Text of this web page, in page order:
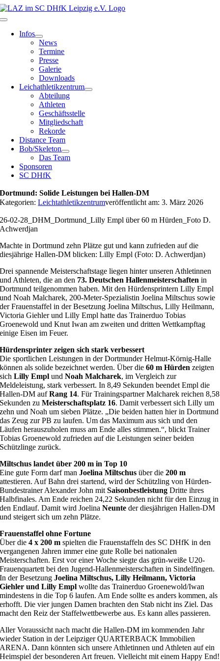
Zum
Inhalt
Toggle
Navigation
Infos
News
Termine
Presse
Galerie
Downloads
Leichathletikzentrum
Abteilung
Athleten
Geschäftsstelle
Mitgliedschaft
Rekorde
Distance Team
Bob/Skeleton
Das Team
Sponsoren
SC DHfK
Dortmund: Solide Leistungen bei Hallen-DM
Kategorien:Leichtathletikzentrumveröffentlicht am: 3. März 2026
26-02-28_DHM_Dortmund_Lilly Empl über 60 m Hürden_Foto D.
Achwerdjan
Machte in Dortmund zehn Plätze gut und kann zufrieden auf die
diesjährige Hallen-DM blicken: Lilly Empl (Foto: D. Achwerdjan)
Drei spannende Meisterschaftstage liegen hinter unseren Athletinnen
und Athleten, die an den 73. Deutschen Hallenmeisterschaften in
Dortmund teilgenommen haben. Mit den Hürdensprintern Lilly Empl
und Noah Malcharek, 200-Meter-Spezialistin Joelina Miltschus sowie
der Frauenstaffel in der Besetzung Joelina Miltschus, Lilly Heilmann,
Victoria Giehler und Lilly Empl hatte das Trainerduo Tobias
Groenewold und Knut Iwan am zweiten und dritten Wettkampftag
einige Eisen im Feuer.
Hürdensprinter zeigen sich stark verbessert
Die sportlichen Leistungen in der Dortmunder Helmut-Körnig-Halle
können als solide bezeichnet werden. Über die60 m Hürden zeigten
sichLilly Empl undNoah Malcharek, im Vergleich zur
Meldeleistung, stark verbessert. In 8,49 Sekunden beendet Empl die
Hallen-DM aufRang 14. Für Trainingspartner Malcharek reichen 8,58
Sekunden zuMeisterschaftsplatz 16. Damit verbessert sich Lilly um
zehn und Noah um sieben Plätze. „Die beiden hatten hier in Dortmund
das Zeug zur PB zu laufen. Um das Maximum aus sich und den
Läufen herauszuholen muss am Ende alles stimmen.“, blickt Trainer
Tobias Groenewold zufrieden auf die Leistungen seiner beiden
Schützlinge zurück.
Miltschus landet über 200 m in Top 10
Eine gute Form darf manJoelina Miltschus über die200 m
attestieren. Auf Bahn drei startend, wird der Schützling von Hürden-
Bundestrainer Alexander John mitSaisonbestleistung Dritte ihres
Halbfinales. Am Ende reichen 24,22 Sekunden nicht für den Einzug in
den Endlauf. Damit wird JoelinaNeunte der diesjährigen Hallen-DM
und steigert sich um zehn Plätze.
Frauenstaffel ohne Fortune
Über die 4 x 200 m spielten die Frauenstaffeln des SC DHfK in den
vergangenen Jahren immer eine gute Rolle bei nationalen
Meisterschaften. Erst vor einer Woche siegte das grün-weiße U20-
Frauenquartett bei den Jugend-Hallenmeisterschaften in Sindelfingen.
In der BesetzungJoelina Miltschus, Lilly Heilmann, Victoria
Giehler und Lilly Empl wollte das Trainerduo Groenewold/Iwan
mindestens in die Top 6 laufen. Am Ende sollte es anders kommen, als
erhofft. Die vier jungen Damen brachten den Stab nicht ins Ziel. Das
macht den Reiz der Staffelwettbewerbe aus. Es kann alles passieren.
Aller Voraussicht nach macht die Hallen-DM im kommenden Jahr
wieder Station in der Leipziger QUARTERBACK Immobilien
ARENA. Dann könnten sich unsere Athletinnen und Athleten auf ein
Heimspiel der besonderen Art freuen. Vielleicht mit einem Happy End!